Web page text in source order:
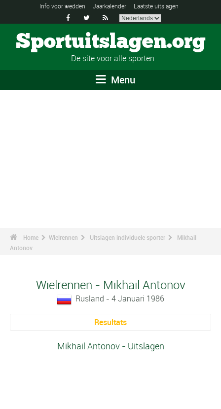
Info voor wedden Jaarkalender Laatste uitslagen
  
Sportuitslagen.org
De site voor alle sporten
Menu
Home Wielrennen Uitslagen individuele sporter
Mikhail
Antonov
Wielrennen - Mikhail Antonov
Rusland - 4 Januari 1986
Resultats
Mikhail Antonov - Uitslagen